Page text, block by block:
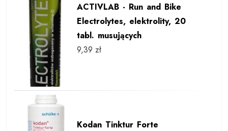
ACTIVLAB - Run and Bike
Electrolytes, elektrolity, 20
tabl. musujących
9,39 zł
Kodan Tinktur Forte